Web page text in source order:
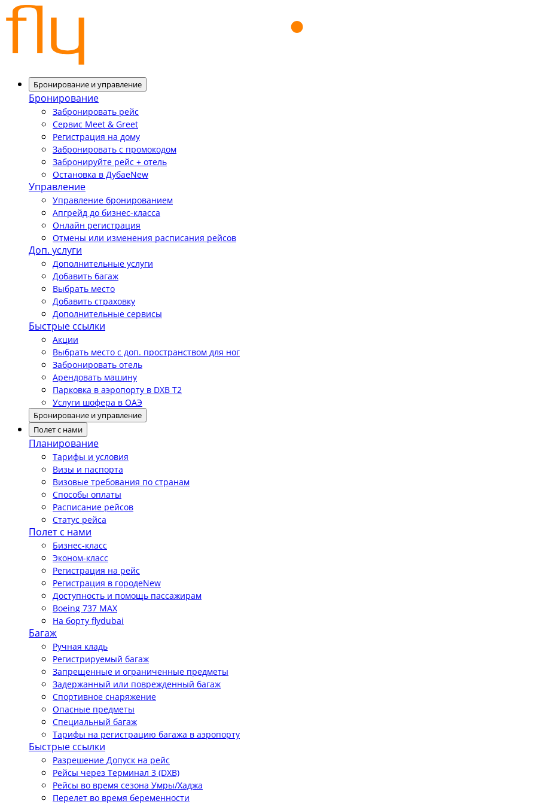
Бронирование и управление
Бронирование
Забронировать рейс
Сервис Meet & Greet
Регистрация на дому
Забронировать с промокодом
Забронируйте рейс + отель
Остановка в ДубаеNew
Управление
Управление бронированием
Апгрейд до бизнес-класса
Онлайн регистрация
Отмены или изменения расписания рейсов
Доп. услуги
Дополнительные услуги
Добавить багаж
Выбрать место
Добавить страховку
Дополнительные сервисы
Быстрые ссылки
Акции
Выбрать место с доп. пространством для ног
Забронировать отель
Арендовать машину
Парковка в аэропорту в DXB T2
Услуги шофера в ОАЭ
Бронирование и управление
Полет с нами
Планирование
Тарифы и условия
Визы и паспорта
Визовые требования по странам
Способы оплаты
Расписание рейсов
Статус рейса
Полет с нами
Бизнес-класс
Эконом-класс
Регистрация на рейс
Регистрация в городеNew
Доступность и помощь пассажирам
Boeing 737 MAX
На борту flydubai
Багаж
Ручная кладь
Регистрируемый багаж
Запрещенные и ограниченные предметы
Задержанный или поврежденный багаж
Спортивное снаряжение
Опасные предметы
Специальный багаж
Тарифы на регистрацию багажа в аэропорту
Быстрые ссылки
Разрешение Допуск на рейс
Рейсы через Терминал 3 (DXB)
Рейсы во время сезона Умры/Хаджа
Перелет во время беременности